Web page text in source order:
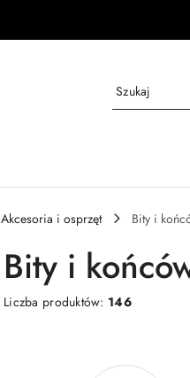
Akcesoria i osprzęt Bity i
Bity i
Liczba produktów: 146